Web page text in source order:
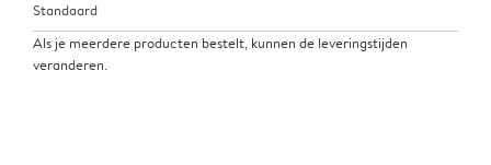
Standaard
Als je meerdere producten bestelt, kunnen de leveringstijden
veranderen.